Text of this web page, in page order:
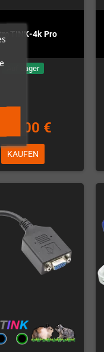
4k Pro
Auf Lager
899,00 €
KAUFEN